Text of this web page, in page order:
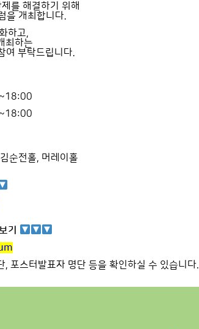
를 해결하기 위해
을 개최합니다.
하고,
최하는
여 부탁드립니다.
순전홀, 머레이홀
기
포스터발표자 명단 등을 확인하실 수 있습니다.